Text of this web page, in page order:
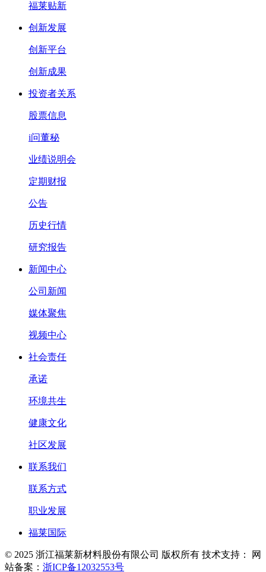
福莱贴新
创新发展
创新平台
创新成果
投资者关系
股票信息
i问董秘
业绩说明会
定期财报
公告
历史行情
研究报告
新闻中心
公司新闻
媒体聚焦
视频中心
社会责任
承诺
环境共生
健康文化
社区发展
联系我们
联系方式
职业发展
福莱国际
© 2025 浙江福莱新材料股份有限公司 版权所有 技术支持：
网
站备案： 浙ICP备12032553号